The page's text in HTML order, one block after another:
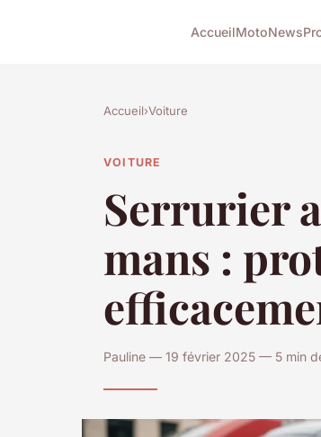
AccueilMotoNews
Accueil›Voiture
VOITURE
Serrurier
mans :
Pauline — 19 février 2025 — 5 min